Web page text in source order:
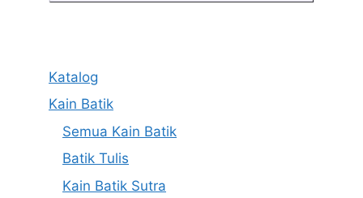
Katalog
Kain Batik
Semua Kain Batik
Batik Tulis
Kain Batik Sutra